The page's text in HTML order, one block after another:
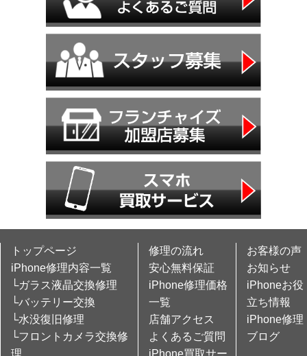
トップページ
iPhone修理内容一覧
└ガラス液晶交換修理
└バッテリー交換
└水没復旧修理
└フロントカメラ交換修
理
修理の流れ
安心無料保証
iPhone修理価格
一覧
店舗アクセス
よくあるご質問
iPhone買取サー
お客様の声
お知らせ
iPhoneお役
立ち情報
iPhone修理
ブログ